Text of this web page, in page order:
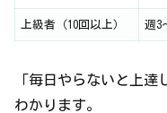
上級者（10回以上） 週3
「毎日やらないと上達
わかります。